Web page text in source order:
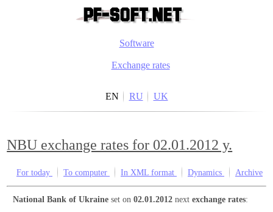
Software
Exchange rates
EN RU UK
NBU exchange rates for 02.01.2012 y.
For today To computer In XML format Dynamics Archive
National Bank of Ukraine set on02.01.2012 nextexchange rates: